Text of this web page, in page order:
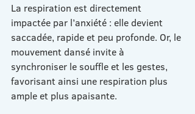
La respiration est directement
impactée par l’anxiété : elle devient
saccadée, rapide et peu profonde. Or, le
mouvement dansé invite à
synchroniser le souffle et les gestes,
favorisant ainsi une respiration plus
ample et plus apaisante.